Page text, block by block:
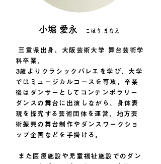
小堀 愛永 こほり まなえ
三重県出身。大阪芸術大学 舞台芸術学
科卒業。
3歳よりクラシックバレエを学び、大学
ではミュージカルコースを専攻。卒業
後はダンサーとしてコンテンポラリー
ダンスの舞台に出演しながら、身体表
現を探究する芸術団体を運営。地方芸
術振興の舞台制作やダンスワークショ
ップ企画などを手掛ける。
​ また医療施設や児童福祉施設でのダン